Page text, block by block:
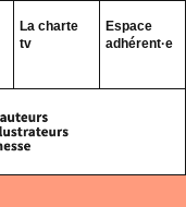
La charte
tv
Espace
adhérent·e